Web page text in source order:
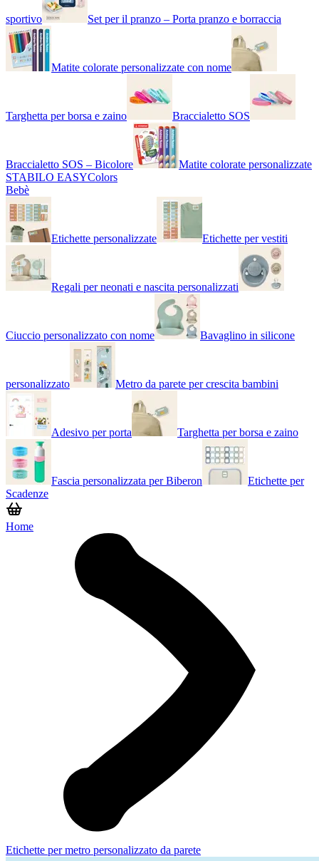
sportivo Set per il pranzo – Porta pranzo e borraccia
Matite colorate personalizzate con nome
Targhetta per borsa e zaino Braccialetto SOS
Braccialetto SOS – Bicolore
Matite colorate personalizzate
STABILO EASYColors
Bebè
Etichette personalizzate Etichette per vestiti
Regali per neonati e nascita personalizzati
Ciuccio personalizzato con nome Bavaglino in silicone
personalizzato Metro da parete per crescita bambini
Adesivo per porta Targhetta per borsa e zaino
Fascia personalizzata per Biberon
Etichette per
Scadenze
Home
Etichette per metro personalizzato da parete